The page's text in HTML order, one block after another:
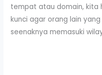
tempat atau domain, kita
kunci agar orang lain
seenaknya memasuki